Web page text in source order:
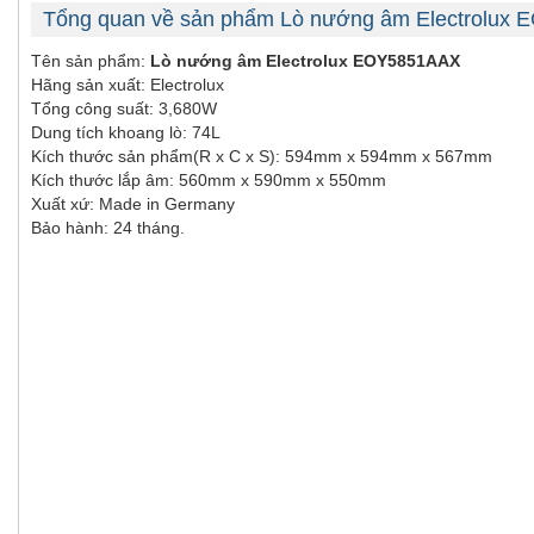
Tổng quan về sản phẩm Lò nướng âm Electrolux
Tên sản phẩm: Lò nướng âm Electrolux EOY5851AAX
Hãng sản xuất: Electrolux
Tổng công suất: 3,680W
Dung tích khoang lò: 74L
Kích thước sản phẩm(R x C x S): 594mm x 594mm x 567mm
Kích thước lắp âm: 560mm x 590mm x 550mm
Xuất xứ: Made in Germany
Bảo hành: 24 tháng.